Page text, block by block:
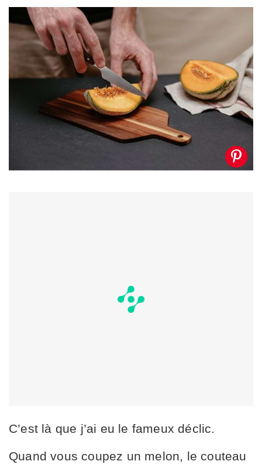
C’est là que j’ai eu le fameux déclic.
Quand vous coupez un melon, le couteau